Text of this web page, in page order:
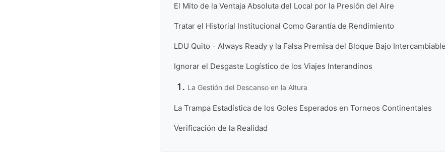
El Mito de la Ventaja Absoluta del Local por la Presión del Aire
Tratar el Historial Institucional Como Garantía de Rendimiento
LDU Quito - Always Ready y la Falsa Premisa del Bloque Bajo Intercambiable
Ignorar el Desgaste Logístico de los Viajes Interandinos
La Gestión del Descanso en la Altura
La Trampa Estadística de los Goles Esperados en Torneos Continentales
Verificación de la Realidad